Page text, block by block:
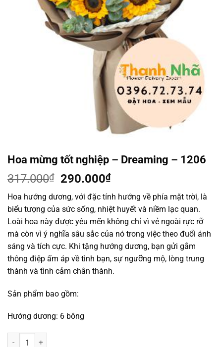
Hoa mừng tốt nghiệp – Dreaming – 1206
317.000₫
Giá
là:
317.000₫.
290.000₫Giá
hiện
tại
là:
290.000₫.
Hoa hướng dương, với đặc tính hướng về phía mặt trời, là
biểu tượng của sức sống, nhiệt huyết và niềm lạc quan.
Loài hoa này được yêu mến không chỉ vì vẻ ngoài rực rỡ
mà còn vì ý nghĩa sâu sắc của nó trong việc theo đuổi ánh
sáng và tích cực. Khi tặng hướng dương, bạn gửi gắm
thông điệp ấm áp về tình bạn, sự ngưỡng mộ, lòng trung
thành và tình cảm chân thành.
Sản phẩm bao gồm:
Hướng dương: 6 bông
Hoa mừng tốt nghiệp - Dreaming - 1206 số lượng